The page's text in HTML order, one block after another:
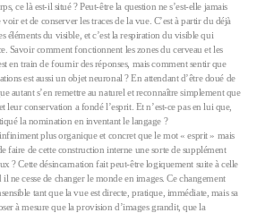
ce là est-il situé ? Peut-être la question ne s’est-elle jamais
et de conserver les traces de la vue. C’est à partir du déjà
éléments du visible, et c’est la respiration du visible qui
Savoir comment fonctionnent les zones du cerveau et les
en train de fournir des réponses, mais comment sentir que
est aussi un objet neuronal ? En attendant d’être doué de
autant s’en remettre au naturel et reconnaître simplement que
leur conservation a fondé l’esprit. Et n’est-ce pas en lui que,
la nomination en inventant le langage ?
plus organique et concret que le mot « esprit » mais
faire de cette construction interne une sorte de supplément
? Cette désincarnation fait peut-être logiquement suite à celle
ne cesse de changer le monde en images. Ce changement
tant que la vue est directe, pratique, immédiate, mais sa
à mesure que la provision d’images grandit, que la